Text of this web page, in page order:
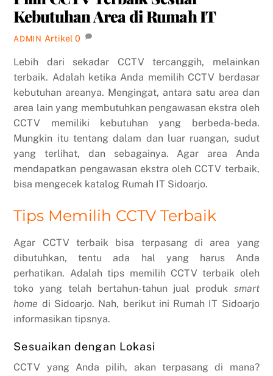
Kebutuhan Area di Rumah IT
ADMIN Artikel 0
Lebih dari sekadar CCTV tercanggih, melainkan
terbaik. Adalah ketika Anda memilih CCTV berdasar
kebutuhan areanya. Mengingat, antara satu area dan
area lain yang membutuhkan pengawasan ekstra oleh
CCTV memiliki kebutuhan yang berbeda-beda.
Mungkin itu tentang dalam dan luar ruangan, sudut
yang terlihat, dan sebagainya. Agar area Anda
mendapatkan pengawasan ekstra oleh CCTV terbaik,
bisa mengecek katalog Rumah IT Sidoarjo.
Tips Memilih CCTV Terbaik
Agar CCTV terbaik bisa terpasang di area yang
dibutuhkan, tentu ada hal yang harus Anda
perhatikan. Adalah tips memilih CCTV terbaik oleh
toko yang telah bertahun-tahun jual produk smart
home di Sidoarjo. Nah, berikut ini Rumah IT Sidoarjo
informasikan tipsnya.
Sesuaikan dengan Lokasi
CCTV yang Anda pilih, akan terpasang di mana?